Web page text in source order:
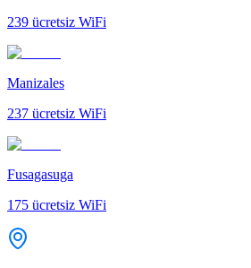
239 ücretsiz WiFi
Manizales
237 ücretsiz WiFi
Fusagasuga
175 ücretsiz WiFi